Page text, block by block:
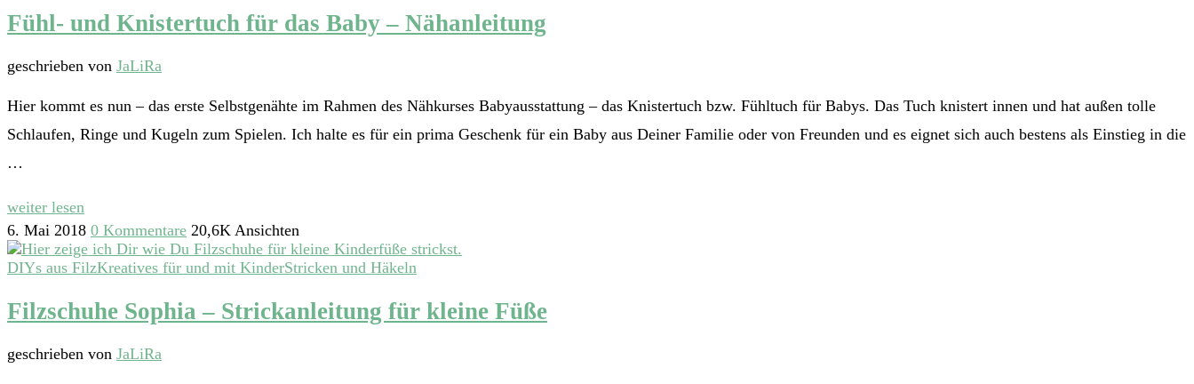
Fühl- und Knistertuch für das Baby – Nähanleitung
geschrieben von JaLiRa
Hier kommt es nun – das erste Selbstgenähte im Rahmen des Nähkurses Babyausstattung – das Knistertuch bzw. Fühltuch für Babys. Das Tuch knistert innen und hat außen tolle
Schlaufen, Ringe und Kugeln zum Spielen. Ich halte es für ein prima Geschenk für ein Baby aus Deiner Familie oder von Freunden und es eignet sich auch bestens als Einstieg in die
…
weiter lesen
6. Mai 2018 0 Kommentare 20,6K Ansichten
DIYs aus FilzKreatives für und mit KinderStricken und Häkeln
Filzschuhe Sophia – Strickanleitung für kleine Füße
geschrieben von JaLiRa